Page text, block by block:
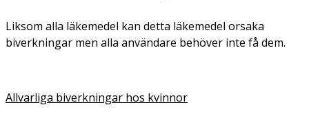
Liksom alla läkemedel kan detta läkemedel orsaka
biverkningar men alla användare behöver inte få dem.
Allvarliga biverkningar hos kvinnor